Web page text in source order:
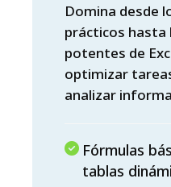
Domina desde
prácticos hasta
potentes de
optimizar
analizar
Fórmulas
tablas